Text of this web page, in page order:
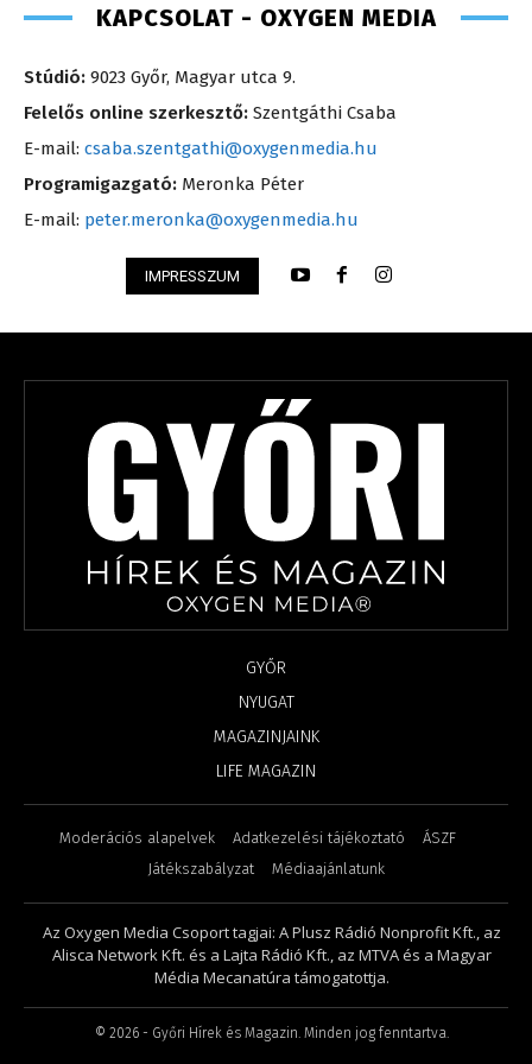
KAPCSOLAT - OXYGEN MEDIA
Stúdió: 9023 Győr, Magyar utca 9.
Felelős online szerkesztő: Szentgáthi Csaba
E-mail: csaba.szentgathi@oxygenmedia.hu
Programigazgató: Meronka Péter
E-mail: peter.meronka@oxygenmedia.hu
IMPRESSZUM
GYŐR
NYUGAT
MAGAZINJAINK
LIFE MAGAZIN
Moderációs alapelvek Adatkezelési tájékoztató
ÁSZF
Játékszabályzat
Médiaajánlatunk
Az Oxygen Media Csoport tagjai: A Plusz Rádió Nonprofit Kft., az
Alisca Network Kft. és a Lajta Rádió Kft., az MTVA és a Magyar
Média Mecanatúra támogatottja.
© 2026 - Győri Hírek és Magazin. Minden jog fenntartva.